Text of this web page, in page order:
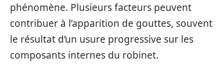
phénomène. Plusieurs facteurs peuvent
contribuer à l’apparition de gouttes, souvent
le résultat d’un usure progressive sur les
composants internes du robinet.